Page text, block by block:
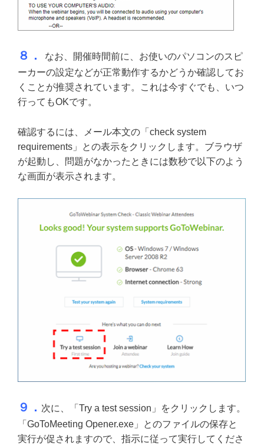
８．
なお、開催時間前に、お使いのパソコンのスピ
ーカーの設定などが正常動作するかどうか確認してお
くことが推奨されています。これは今すぐでも、いつ
行ってもOKです。
確認するには、メール本文の「check system
requirements」との表示をクリックします。ブラウザ
が起動し、問題がなかったときには数秒で以下のよう
な画面が表示されます。
９． 次に、「Try a test session」をクリックします。
「GoToMeeting Opener.exe」とのファイルの保存と
実行が促されますので、指示に従って実行してくださ